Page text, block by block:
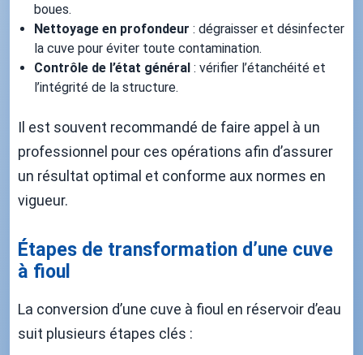
boues.
Nettoyage en profondeur : dégraisser et désinfecter
la cuve pour éviter toute contamination.
Contrôle de l’état général : vérifier l’étanchéité et
l’intégrité de la structure.
Il est souvent recommandé de faire appel à un
professionnel pour ces opérations afin d’assurer
un résultat optimal et conforme aux normes en
vigueur.
Étapes de transformation d’une cuve
à fioul
La conversion d’une cuve à fioul en réservoir d’eau
suit plusieurs étapes clés :